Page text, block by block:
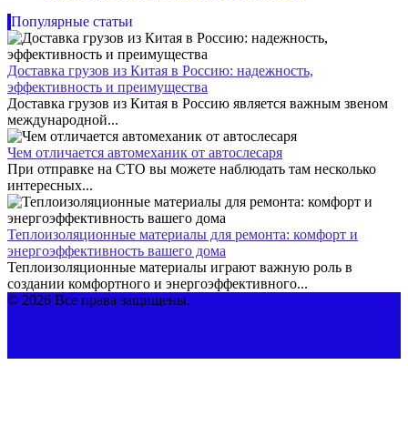
Популярные статьи
Доставка грузов из Китая в Россию: надежность,
эффективность и преимущества
Доставка грузов из Китая в Россию является важным звеном
международной...
Чем отличается автомеханик от автослесаря
При отправке на СТО вы можете наблюдать там несколько
интересных...
Теплоизоляционные материалы для ремонта: комфорт и
энергоэффективность вашего дома
Теплоизоляционные материалы играют важную роль в
создании комфортного и энергоэффективного...
© 2026 Все права защищены.